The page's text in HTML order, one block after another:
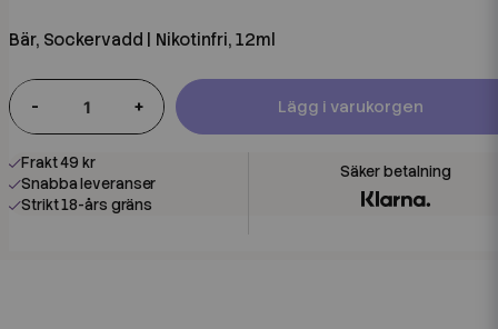
Bär, Sockervadd | Nikotinfri, 12ml
- + Lägg i varukorgen
Frakt 49 kr
Snabba leveranser
Strikt 18-års gräns